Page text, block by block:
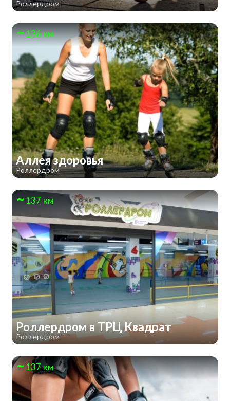
Роллердром
136 км
Аллея здоровья
Роллердром
137 км
Роллердром в ТРЦ Квадрат
Роллердром
137 км